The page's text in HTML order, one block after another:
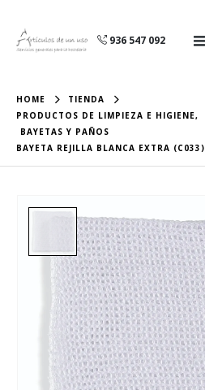
936 547 092
HOME
TIENDA
PRODUCTOS DE LIMPIEZA E HIGIENE,
BAYETAS Y PAÑOS
BAYETA REJILLA BLANCA EXTRA (C033)